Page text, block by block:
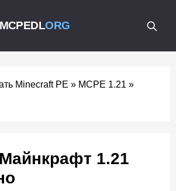
MCPEDLORG
Minecraft PE » MCPE 1.21 »
1.21